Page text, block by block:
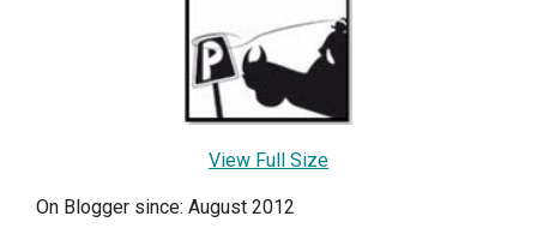
View Full Size
On Blogger since: August 2012